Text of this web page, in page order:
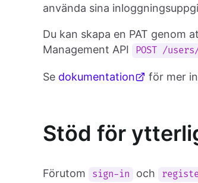
använda sina
Du kan skapa en PAT genom
Management API
POST /
Se dokumentation för mer
Stöd för
Förutom sign-in och